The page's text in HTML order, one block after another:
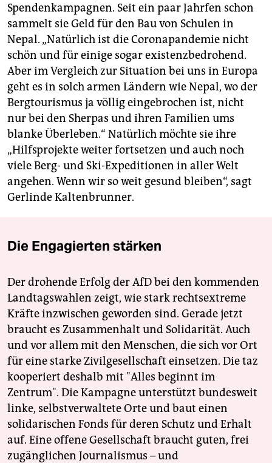
Spendenkampagnen. Seit ein paar Jahrfen schon
sammelt sie Geld für den Bau von Schulen in
Nepal. „Natürlich ist die Coronapandemie nicht
schön und für einige sogar existenzbedrohend.
Aber im Vergleich zur Situation bei uns in Europa
geht es in solch armen Ländern wie Nepal, wo der
Bergtourismus ja völlig eingebrochen ist, nicht
nur bei den Sherpas und ihren Familien ums
blanke Überleben.“ Natürlich möchte sie ihre
„Hilfsprojekte weiter fortsetzen und auch noch
viele Berg- und Ski-Expeditionen in aller Welt
angehen. Wenn wir so weit gesund bleiben“, sagt
Gerlinde Kaltenbrunner.
Die Engagierten stärken
Der drohende Erfolg der AfD bei den kommenden
Landtagswahlen zeigt, wie stark rechtsextreme
Kräfte inzwischen geworden sind. Gerade jetzt
braucht es Zusammenhalt und Solidarität. Auch
und vor allem mit den Menschen, die sich vor Ort
für eine starke Zivilgesellschaft einsetzen. Die taz
kooperiert deshalb mit "Alles beginnt im
Zentrum". Die Kampagne unterstützt bundesweit
linke, selbstverwaltete Orte und baut einen
solidarischen Fonds für deren Schutz und Erhalt
auf. Eine offene Gesellschaft braucht guten, frei
zugänglichen Journalismus – und